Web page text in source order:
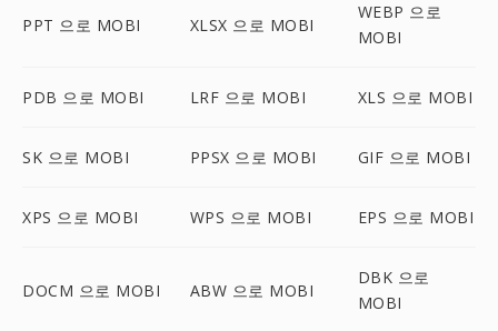
PPT 으로 MOBI XLSX 으로 MOBI
WEBP 으로
MOBI
PDB 으로 MOBI LRF 으로 MOBI XLS 으로 MOBI
SK 으로 MOBI PPSX 으로 MOBI GIF 으로 MOBI
XPS 으로 MOBI WPS 으로 MOBI EPS 으로 MOBI
DOCM 으로 MOBI ABW 으로 MOBI
DBK 으로
MOBI